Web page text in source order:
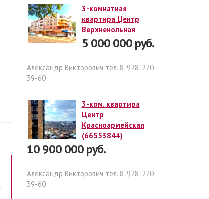
3-комнатная
квартира Центр
Верхненольная
5 000 000 руб.
Александр Викторович тел. 8-928-270-
39-60
3-ком. квартира
Центр
Красноармейская
(66553844)
10 900 000 руб.
Александр Викторович тел. 8-928-270-
39-60